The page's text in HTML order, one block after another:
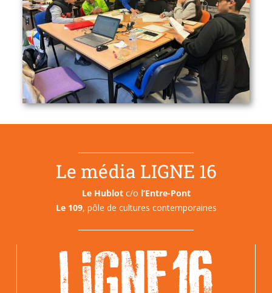
Le média LIGNE 16
Le Hublotc/o l’Entre-Pont
Le 109, pôle de cultures contemporaines